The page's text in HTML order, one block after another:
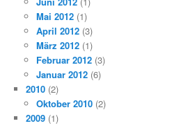
Mai 2012 (1)
April 2012 (3)
März 2012 (1)
Februar 2012 (3)
Januar 2012 (6)
2010 (2)
Oktober 2010 (2)
2009 (1)